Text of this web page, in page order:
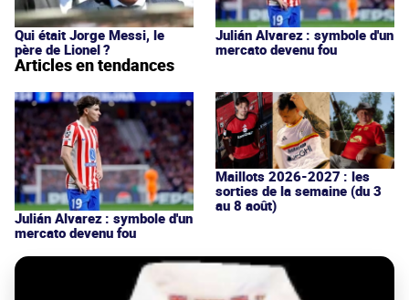
Qui était Jorge Messi, le
père de Lionel ?
Julián Alvarez : symbole d'un
mercato devenu fou
Articles en tendances
Julián Alvarez : symbole d'un
mercato devenu fou
Maillots 2026-2027 : les
sorties de la semaine (du 3
au 8 août)